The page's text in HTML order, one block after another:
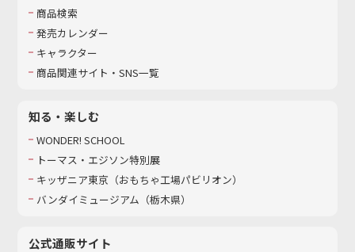
商品検索
発売カレンダー
キャラクター
商品関連サイト・SNS一覧
知る・楽しむ
WONDER! SCHOOL
トーマス・エジソン特別展
キッザニア東京（おもちゃ工場パビリオン）​
バンダイミュージアム（栃木県）
公式通販サイト